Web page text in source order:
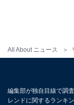
All About ニュース
編集部が独自目線で調
レンドに関するランキ